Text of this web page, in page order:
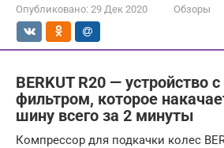
Опубликовано: 29 Дек 2020 Обзоры
BERKUT R20 — устройство
фильтром, которое
шину всего за 2 минуты
Компрессор для подкачки колес